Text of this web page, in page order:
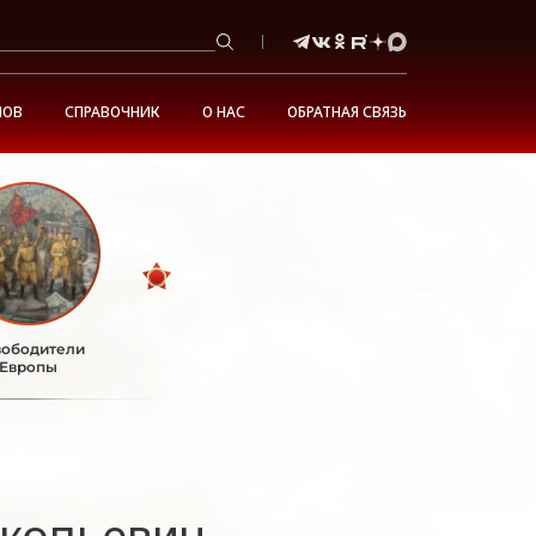
СПРАВОЧНИК О НАС ОБРАТНАЯ СВЯЗЬ
Европы